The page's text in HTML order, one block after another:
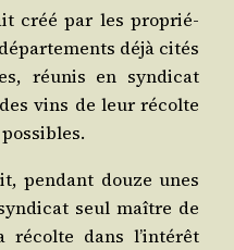
créé par les pro­prié­
déjà cités
réunis en syn­di­cat
vins de leur récolte
pen­dant douze unes
seul maître de
récolte dans l’intérêt